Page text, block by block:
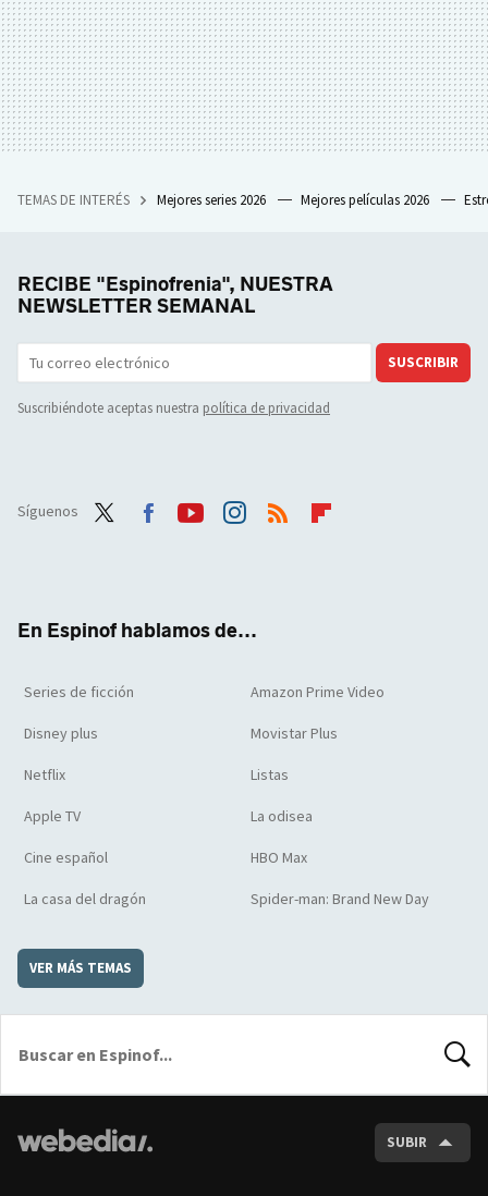
TEMAS DE INTERÉS Mejores series 2026 Mejores películas 2026
RECIBE "Espinofrenia", NUESTRA
NEWSLETTER SEMANAL
SUSCRIBIR
Suscribiéndote aceptas nuestra política de privacidad
Síguenos
En Espinof hablamos de...
Series de ficción Amazon Prime Video
Disney plus Movistar Plus
Netflix Listas
Apple TV La odisea
Cine español HBO Max
La casa del dragón Spider-man: Brand New Day
VER MÁS TEMAS
SUBIR